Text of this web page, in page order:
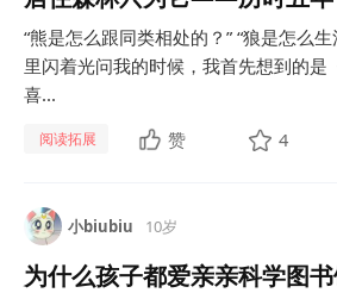
“熊是怎么跟同类相处的？” “狼是怎么
里闪着光问我的时候，我首先想到的
喜...
阅读拓展 赞 4
小biubiu 10岁
为什么孩子都爱亲亲科学图书